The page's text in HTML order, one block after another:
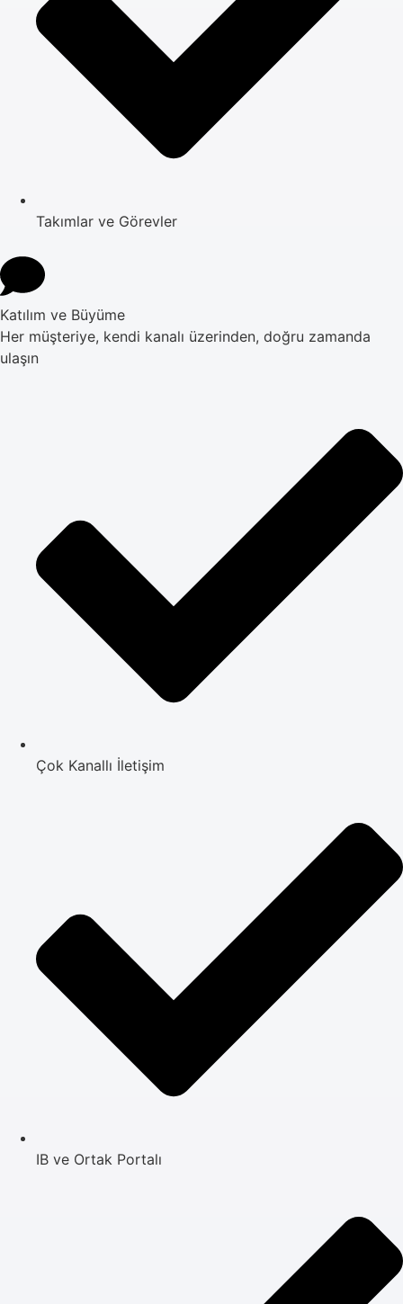
Takımlar ve Görevler
Katılım ve Büyüme
Her müşteriye, kendi kanalı üzerinden, doğru zamanda
ulaşın
Çok Kanallı İletişim
IB ve Ortak Portalı